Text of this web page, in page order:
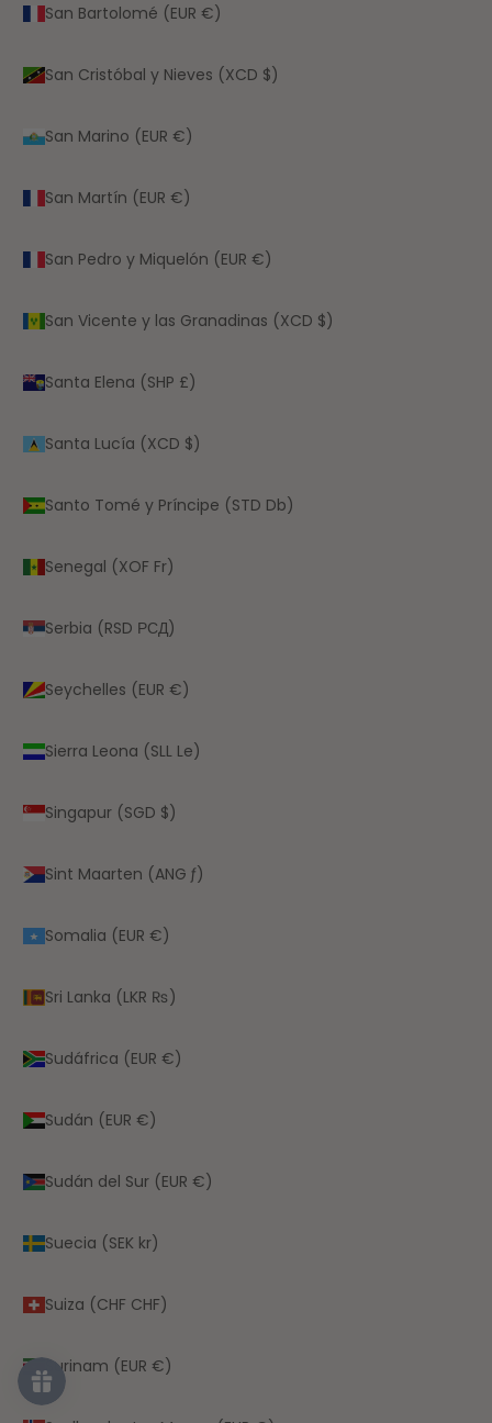
San Bartolomé (EUR €)
San Cristóbal y Nieves (XCD $)
San Marino (EUR €)
San Martín (EUR €)
San Pedro y Miquelón (EUR €)
San Vicente y las Granadinas (XCD $)
Santa Elena (SHP £)
Santa Lucía (XCD $)
Santo Tomé y Príncipe (STD Db)
Senegal (XOF Fr)
Serbia (RSD РСД)
Seychelles (EUR €)
Sierra Leona (SLL Le)
Singapur (SGD $)
Sint Maarten (ANG ƒ)
Somalia (EUR €)
Sri Lanka (LKR ₨)
Sudáfrica (EUR €)
Sudán (EUR €)
Sudán del Sur (EUR €)
Suecia (SEK kr)
Suiza (CHF CHF)
Surinam (EUR €)